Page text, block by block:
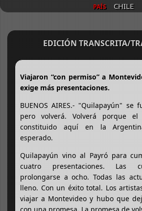
PAÍS CHILE
EDICIÓN TRANSCRITA/
Viajaron “con permiso” a
exige más presentaciones.
BUENOS AIRES.- "Quilapayún" se
pero volverá. Volverá porque
constituido aquí en la
esperado.
Quilapayún vino al Payró para
cuatro presentaciones. Las
prolongarse a ocho. Todas las
lleno. Con un éxito total. Los
viajar a Montevideo y hubo que